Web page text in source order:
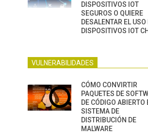
DISPOSITIVOS IOT
SEGUROS O QUIERE
DESALENTAR EL USO
DISPOSITIVOS IOT
VULNERABILIDADES
CÓMO CONVIRTIR
PAQUETES DE
DE CÓDIGO ABIERTO
SISTEMA DE
DISTRIBUCIÓN DE
MALWARE